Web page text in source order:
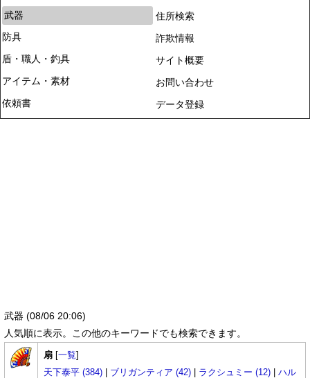
武器
防具
盾・職人・釣具
アイテム・素材
依頼書
住所検索
詐欺情報
サイト概要
お問い合わせ
データ登録
武器 (08/06 20:06)
人気順に表示。この他のキーワードでも検索できます。
扇 [一覧]
天下泰平 (384)
ブリガンティア (42) ラクシュミー (12)
ハル